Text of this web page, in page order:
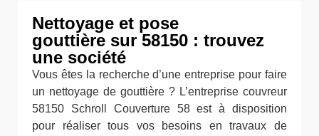
Nettoyage et pose
gouttière sur 58150 : trouvez
une société
Vous êtes la recherche d’une entreprise pour faire
un nettoyage de gouttière ? L’entreprise couvreur
58150 Schroll Couverture 58 est à disposition
pour réaliser tous vos besoins en travaux de